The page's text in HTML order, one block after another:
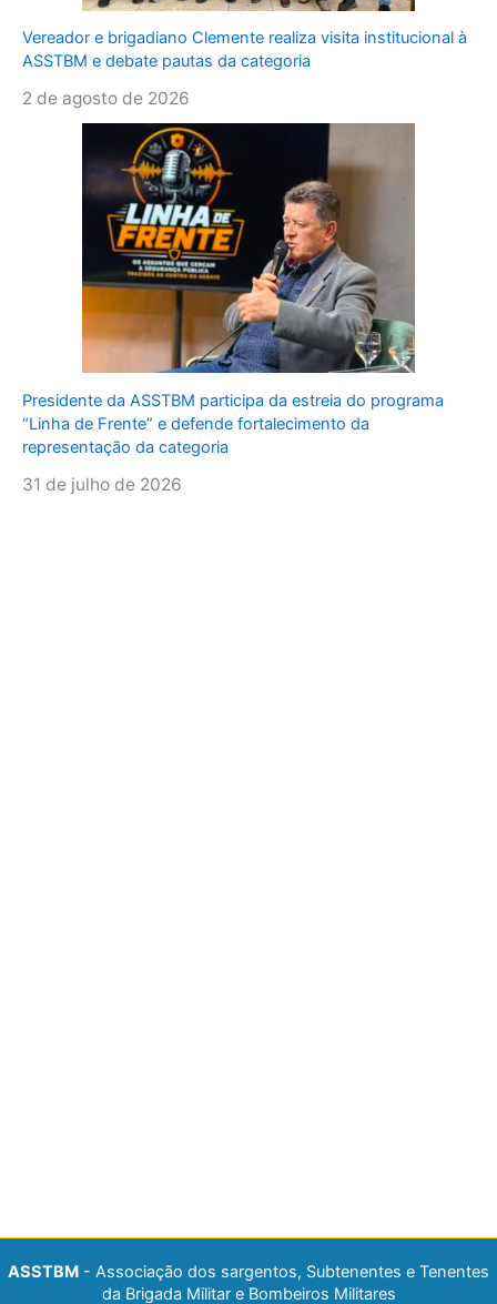
Vereador e brigadiano Clemente realiza visita institucional à
ASSTBM e debate pautas da categoria
2 de agosto de 2026
Presidente da ASSTBM participa da estreia do programa
“Linha de Frente” e defende fortalecimento da
representação da categoria
31 de julho de 2026
ASSTBM - Associação dos sargentos, Subtenentes e Tenentes
da Brigada Militar e Bombeiros Militares